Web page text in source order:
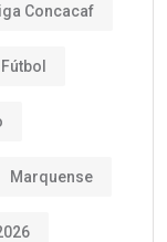
Concacaf
Marquense